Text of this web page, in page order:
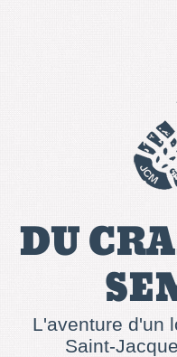
DU
L'aventure d'un
Saint-